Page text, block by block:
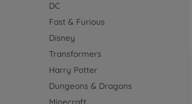
DC
Fast & Furious
Disney
Transformers
Harry Potter
Dungeons & Dragons
Minecraft